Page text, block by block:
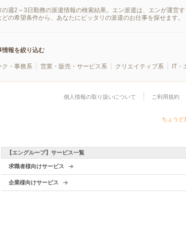
の週2～3日勤務の派遣情報の検索結果。エン派遣は、エンが運営
の希望条件から、あなたにピッタリの派遣のお仕事を探せます。
情報を絞り込む
ク・事務系 営業・販売・サービス系 クリエイティブ系 IT・
個人情報の取り扱いについて ご利用規約
ちょうど
【エングループ】サービス一覧
求職者様向けサービス
企業様向けサービス